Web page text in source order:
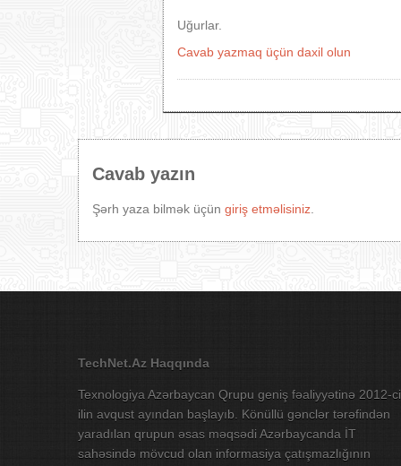
Uğurlar.
Cavab yazmaq üçün daxil olun
Cavab yazın
Şərh yaza bilmək üçün giriş etməlisiniz
TechNet.Az Haqqında
Texnologiya Azərbaycan Qrupu geniş fəaliyyətinə 2012-ci
ilin avqust ayından başlayıb. Könüllü gənclər tərəfindən
yaradılan qrupun əsas məqsədi Azərbaycanda İT
sahəsində mövcud olan informasiya çatışmazlığının